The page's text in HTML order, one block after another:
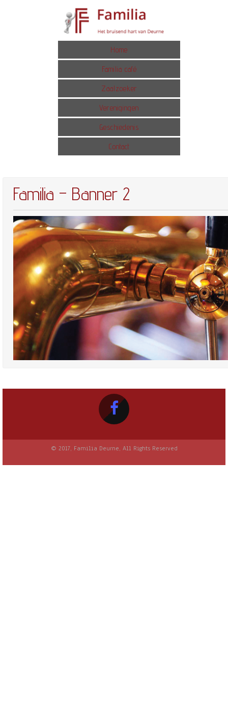
Home
Familia café
Zaalzoeker
Verenigingen
Geschiedenis
Contact
Familia – Banner 2
© 2017, Familia Deurne, All Rights Reserved